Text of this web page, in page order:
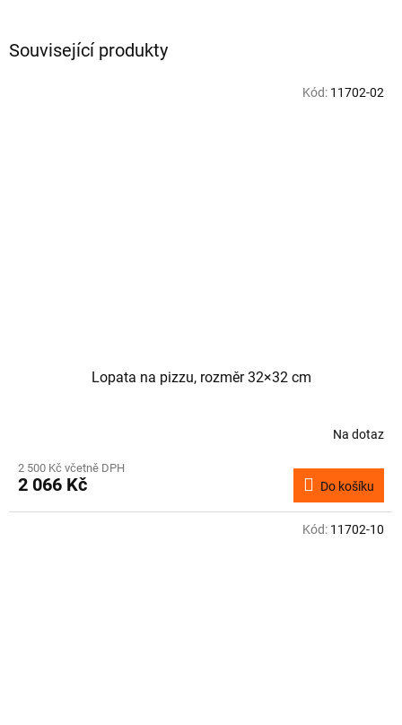
Související produkty
Lopata na pizzu, rozměr 32×32 cm
Na dotaz
2 500 Kč včetně DPH
2 066 Kč Do košíku
Kód: 11702-02
Kód: 11702-10